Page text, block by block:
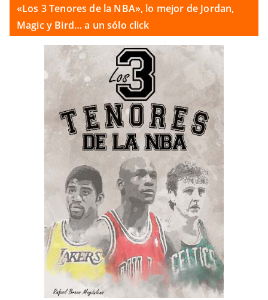
«Los 3 Tenores de la NBA», lo mejor de Jordan,
Magic y Bird… a un sólo click